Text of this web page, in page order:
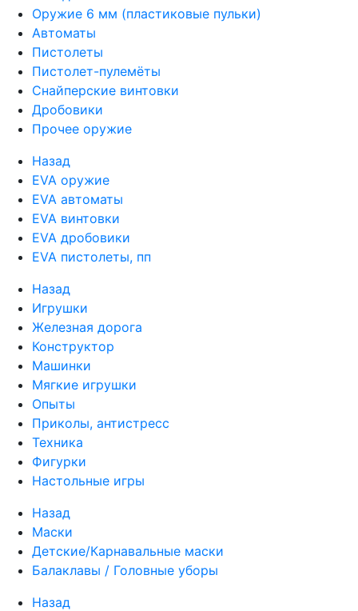
Оружие 6 мм (пластиковые пульки)
Автоматы
Пистолеты
Пистолет-пулемёты
Снайперские винтовки
Дробовики
Прочее оружие
Назад
EVA оружие
EVA автоматы
EVA винтовки
EVA дробовики
EVA пистолеты, пп
Назад
Игрушки
Железная дорога
Конструктор
Машинки
Мягкие игрушки
Опыты
Приколы, антистресс
Техника
Фигурки
Настольные игры
Назад
Маски
Детские/Карнавальные маски
Балаклавы / Головные уборы
Назад